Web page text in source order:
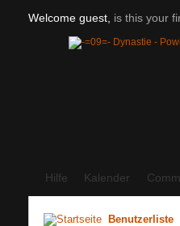
Welcome guest, is this your
Hilfe Kalender
Benutzerliste